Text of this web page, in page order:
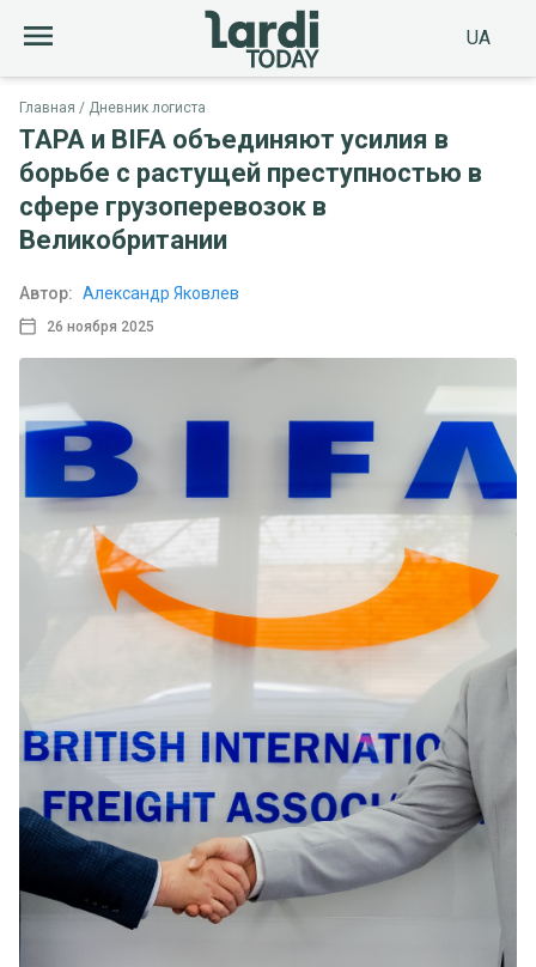
UA
Главная Дневник логиста
TAPA и BIFA объединяют усилия в
борьбе с растущей преступностью в
сфере грузоперевозок в
Великобритании
26 ноября 2025
Автор: Александр Яковлев